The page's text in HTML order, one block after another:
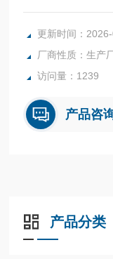
等行业，将搅拌好
物料。
更新时间：
厂商性质：生产
访问量：1239
产品咨
产品分类